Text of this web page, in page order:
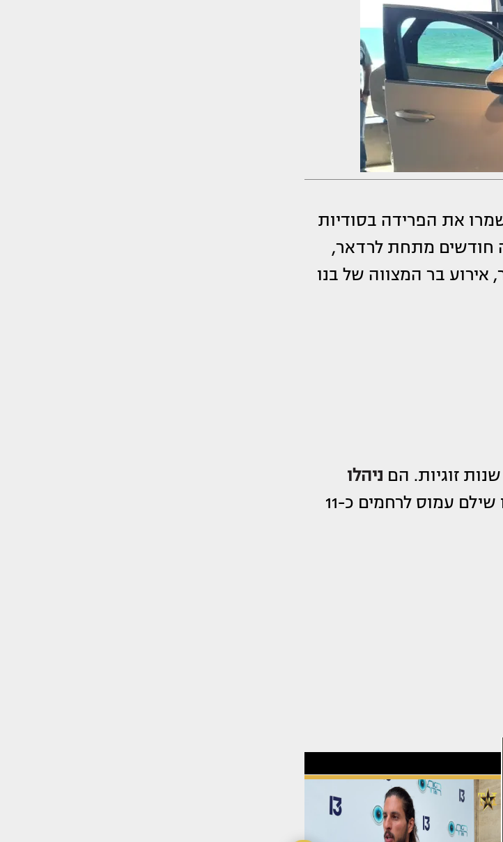
האחרון ושמרו את הפרידה בסודיות
חודשים מתחת לרדאר,
בר המצווה של בנו
זוגיות. הם ניהלו
והגיעו להסכם פשרה לפני כשנה, בגינו שילם עמוס לרחמים כ-11